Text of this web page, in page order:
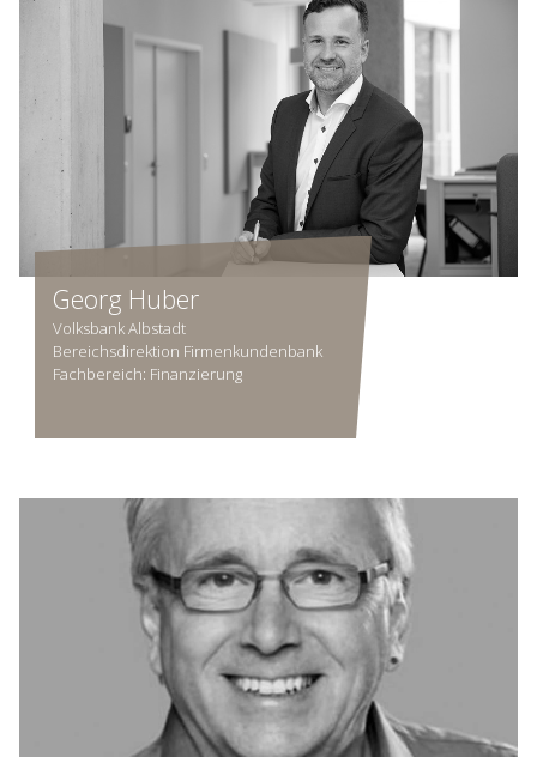
Georg Huber
Volksbank Albstadt
Bereichsdirektion Firmenkundenbank
Fachbereich: Finanzierung